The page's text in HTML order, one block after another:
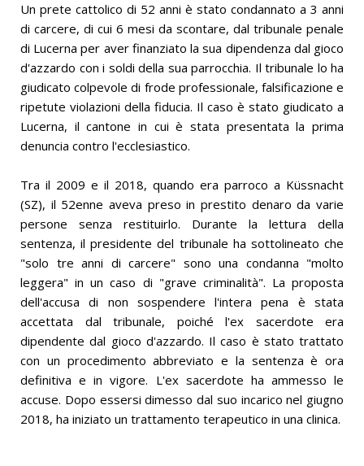
Un prete cattolico di 52 anni è stato condannato a 3 anni
di carcere, di cui 6 mesi da scontare, dal tribunale penale
di Lucerna per aver finanziato la sua dipendenza dal gioco
d'azzardo con i soldi della sua parrocchia. Il tribunale lo ha
giudicato colpevole di frode professionale, falsificazione e
ripetute violazioni della fiducia. Il caso è stato giudicato a
Lucerna, il cantone in cui è stata presentata la prima
denuncia contro l'ecclesiastico.
Tra il 2009 e il 2018, quando era parroco a Küssnacht
(SZ), il 52enne aveva preso in prestito denaro da varie
persone senza restituirlo. Durante la lettura della
sentenza, il presidente del tribunale ha sottolineato che
"solo tre anni di carcere" sono una condanna "molto
leggera" in un caso di "grave criminalità". La proposta
dell'accusa di non sospendere l'intera pena è stata
accettata dal tribunale, poiché l'ex sacerdote era
dipendente dal gioco d'azzardo. Il caso è stato trattato
con un procedimento abbreviato e la sentenza è ora
definitiva e in vigore. L'ex sacerdote ha ammesso le
accuse. Dopo essersi dimesso dal suo incarico nel giugno
2018, ha iniziato un trattamento terapeutico in una clinica.